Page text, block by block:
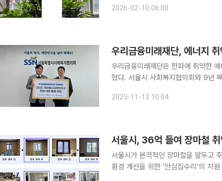
지 동주민센터에서 올해 희망의 집수
2026-02-10 06:00
우리금융미래재단, 에너지
우리금융미래재단은 한파에 취약한
혔다. 서울시 사회복지협의회와 9년 째 이어오고 있는 이 사업은 '에너지 취약가구 지원사업'의 일환
대하고 있다. 우리금융미래
2025-11-13 10:04
서울시, 36억 들여 장마철 취
서울시가 본격적인 장마철을 앞두고 주거 취약
환경 개선을 위한 ‘안심집수리’의